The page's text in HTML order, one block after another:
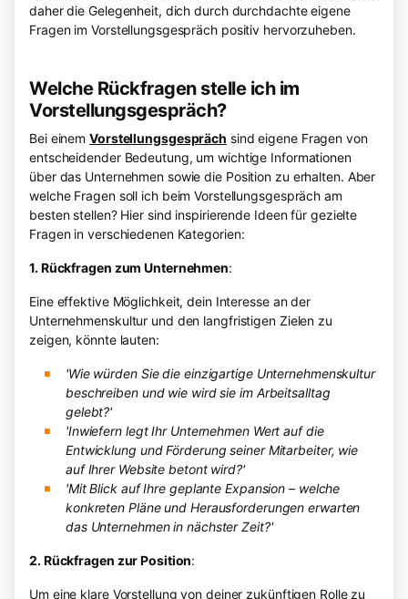
daher die Gelegenheit, dich durch durchdachte eigene
Fragen im Vorstellungsgespräch positiv hervorzuheben.
Welche Rückfragen stelle ich im
Vorstellungsgespräch?
Bei einem Vorstellungsgespräch sind eigene Fragen von
entscheidender Bedeutung, um wichtige Informationen
über das Unternehmen sowie die Position zu erhalten. Aber
welche Fragen soll ich beim Vorstellungsgespräch am
besten stellen? Hier sind inspirierende Ideen für gezielte
Fragen in verschiedenen Kategorien:
1. Rückfragen zum Unternehmen:
Eine effektive Möglichkeit, dein Interesse an der
Unternehmenskultur und den langfristigen Zielen zu
zeigen, könnte lauten:
'Wie würden Sie die einzigartige Unternehmenskultur
beschreiben und wie wird sie im Arbeitsalltag
gelebt?'
'Inwiefern legt Ihr Unternehmen Wert auf die
Entwicklung und Förderung seiner Mitarbeiter, wie
auf Ihrer Website betont wird?'
'Mit Blick auf Ihre geplante Expansion – welche
konkreten Pläne und Herausforderungen erwarten
das Unternehmen in nächster Zeit?'
2. Rückfragen zur Position:
Um eine klare Vorstellung von deiner zukünftigen Rolle zu